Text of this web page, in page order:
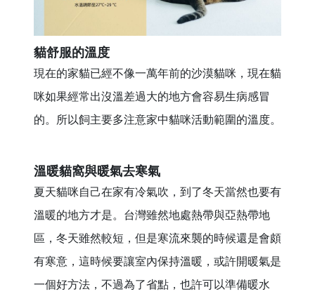
貓舒服的溫度
現在的家貓已經不像一萬年前的沙漠貓咪，現在貓
咪如果經常出沒溫差過大的地方會容易生病感冒
的。所以飼主要多注意家中貓咪活動範圍的溫度。
溫暖貓窩與暖氣去寒氣
夏天貓咪自己在家有冷氣吹，到了冬天當然也要有
溫暖的地方才是。台灣雖然地處熱帶與亞熱帶地
區，冬天雖然較短，但是寒流來襲的時候還是會頗
有寒意，這時候要讓室內保持溫暖，或許開暖氣是
一個好方法，不過為了省點，也許可以準備暖水